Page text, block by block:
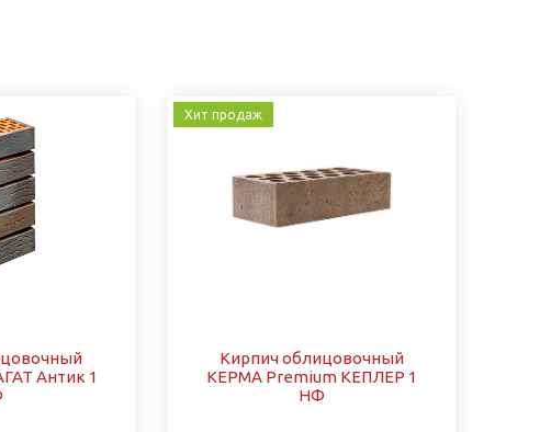
Антик 1
Хит продаж
Кирпич облицовочный
КЕРМА Premium КЕПЛЕР 1
НФ